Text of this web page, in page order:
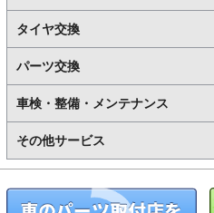
タイヤ交換
パーツ交換
車検・整備・メンテナンス
その他サービス